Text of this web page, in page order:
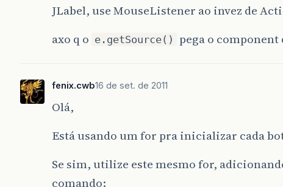
JLabel, use MouseListener ao invez de
axo q o e.getSource() pega o
fenix.cwb16 de set. de 2011
Olá,
Está usando um for pra inicializar cada
Se sim, utilize este mesmo for,
comando: